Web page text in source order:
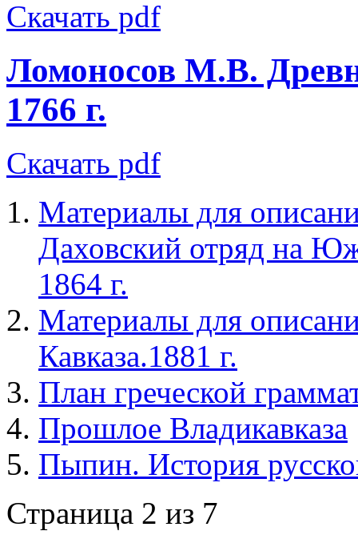
Скачать pdf
Ломоносов М.В.
1766 г.
Скачать pdf
Материалы для
Даховский отряд на
1864 г.
Материалы для
Кавказа.1881 г.
План греческой
Прошлое Владикавказа
Пыпин. История
Страница 2 из 7